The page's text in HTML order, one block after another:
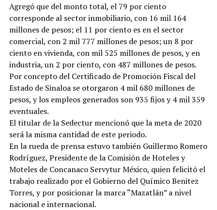
Agregó que del monto total, el 79 por ciento
corresponde al sector inmobiliario, con 16 mil 164
millones de pesos; el 11 por ciento es en el sector
comercial, con 2 mil 777 millones de pesos; un 8 por
ciento en vivienda, con mil 525 millones de pesos, y en
industria, un 2 por ciento, con 487 millones de pesos.
Por concepto del Certificado de Promoción Fiscal del
Estado de Sinaloa se otorgaron 4 mil 680 millones de
pesos, y los empleos generados son 935 fijos y 4 mil 359
eventuales.
El titular de la Sedectur mencionó que la meta de 2020
será la misma cantidad de este periodo.
En la rueda de prensa estuvo también Guillermo Romero
Rodríguez, Presidente de la Comisión de Hoteles y
Moteles de Concanaco Servytur México, quien felicitó el
trabajo realizado por el Gobierno del Químico Benitez
Torres, y por posicionar la marca “Mazatlán” a nivel
nacional e internacional.